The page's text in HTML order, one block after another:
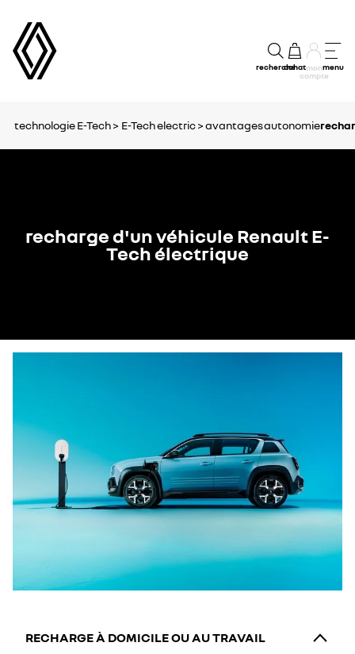
rechercheachatmon
compte
menu
technologie E-Tech > E-Tech electric >avantagesautonomie
recharge d'un véhicule Renault E-
Tech électrique
RECHARGE À DOMICILE OU AU TRAVAIL